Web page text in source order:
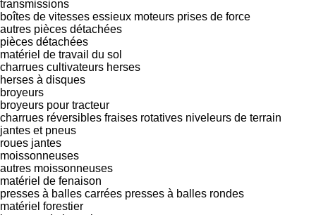
transmissions
boîtes de vitesses essieux moteurs prises de force
autres pièces détachées
pièces détachées
matériel de travail du sol
charrues cultivateurs herses
herses à disques
broyeurs
broyeurs pour tracteur
charrues réversibles fraises rotatives niveleurs de terrain
jantes et pneus
roues jantes
moissonneuses
autres moissonneuses
matériel de fenaison
presses à balles carrées presses à balles rondes
matériel forestier